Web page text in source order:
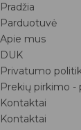
Pradžia
Parduotuvė
Apie mus
DUK
Privatumo
Prekių pirkimo -
Kontaktai
Kontaktai